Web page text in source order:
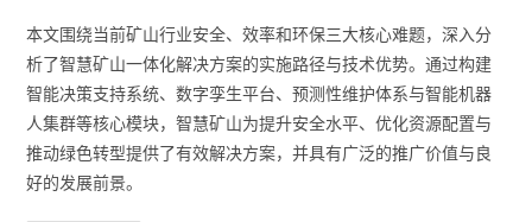
本文围绕当前矿山行业安全、效率和环保三大核心难题，深入分
析了智慧矿山一体化解决方案的实施路径与技术优势。通过构建
智能决策支持系统、数字孪生平台、预测性维护体系与智能机器
人集群等核心模块，智慧矿山为提升安全水平、优化资源配置与
推动绿色转型提供了有效解决方案，并具有广泛的推广价值与良
好的发展前景。